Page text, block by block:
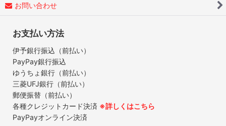
お問い合わせ
お支払い方法
伊予銀行振込（前払い）
PayPay銀行振込
ゆうちょ銀行（前払い）
三菱UFJ銀行（前払い）
郵便振替（前払い）
各種クレジットカード決済 ※詳しくはこちら
PayPayオンライン決済